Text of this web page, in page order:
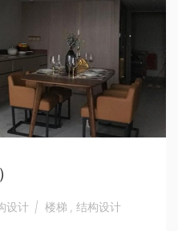
设计 | 楼梯 结构设计